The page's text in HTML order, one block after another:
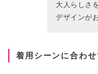
大人らしさ
デザインが
着用シーンに合わ